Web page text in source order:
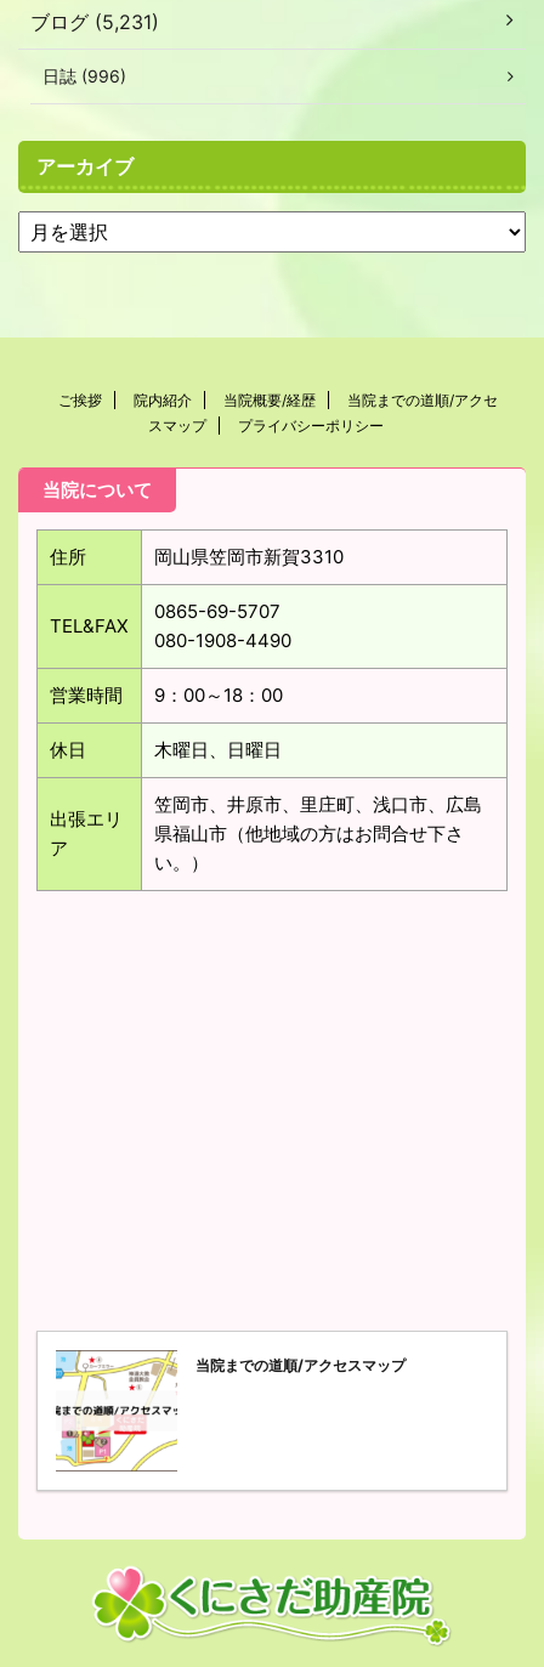
ブログ (5,231)
日誌 (996)
アーカイブ
ご挨拶 院内紹介 当院概要/経歴
当院までの道順/アクセ
スマップ
プライバシーポリシー
当院について
住所 岡山県笠岡市新賀3310
TEL&FAX
0865-69-5707
080-1908-4490
営業時間 9：00～18：00
休日 木曜日、日曜日
出張エリ
ア
笠岡市、井原市、里庄町、浅口市、広島
県福山市（他地域の方はお問合せ下さ
い。）
当院までの道順/アクセスマップ